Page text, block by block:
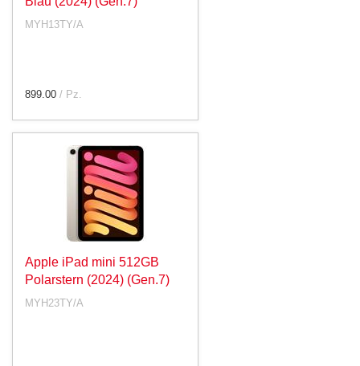
MYH13TY/A
899.00 / Pz.
Apple iPad mini 512GB
Polarstern (2024) (Gen.7)
MYH23TY/A